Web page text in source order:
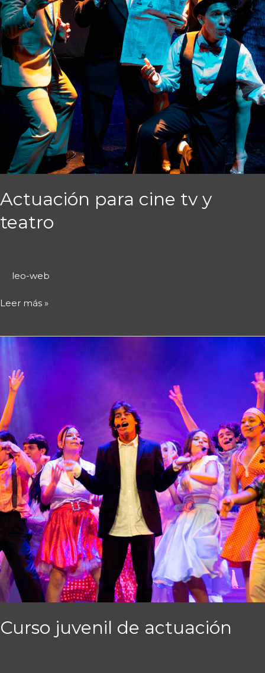
Actuación para cine tv y
teatro
leo-web
Leer más »
Curso juvenil de actuación
Curso
de
actuación